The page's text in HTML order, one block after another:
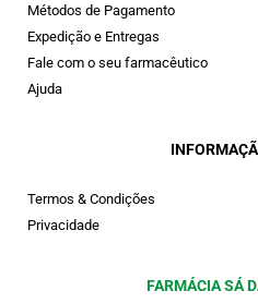
Métodos de Pagamento
Expedição e Entregas
Fale com o seu farmacêutico
Ajuda
Termos & Condições
Privacidade
FARMÁCIA SÁ